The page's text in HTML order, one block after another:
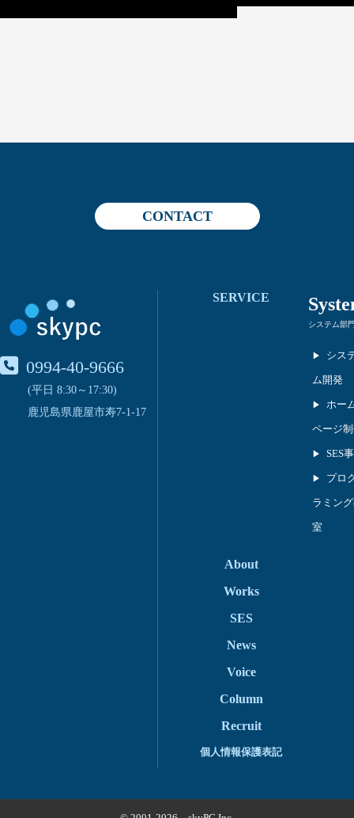
CONTACT
0994-40-9666
(平日 8:30～17:30)
鹿児島県鹿屋市寿7-1-17
SERVICE
システム部
シス
ム開発
ホー
ページ
SES
プロ
ラミン
室
About
Works
SES
News
Voice
Column
Recruit
個人情報保護表記